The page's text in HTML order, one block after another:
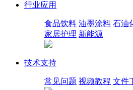
行业应用
食品饮料 油墨涂料 石油
家居护理 新能源
技术支持
常见问题 视频教程 文件